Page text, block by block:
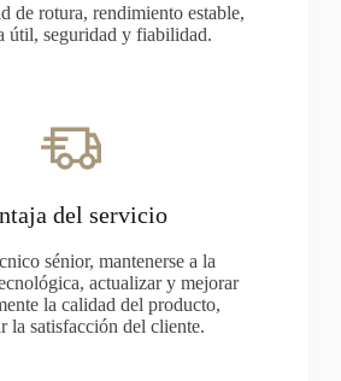
de rotura, rendimiento estable,
útil, seguridad y fiabilidad.
del servicio
sénior, mantenerse a la
actualizar y mejorar
la calidad del producto,
la satisfacción del cliente.